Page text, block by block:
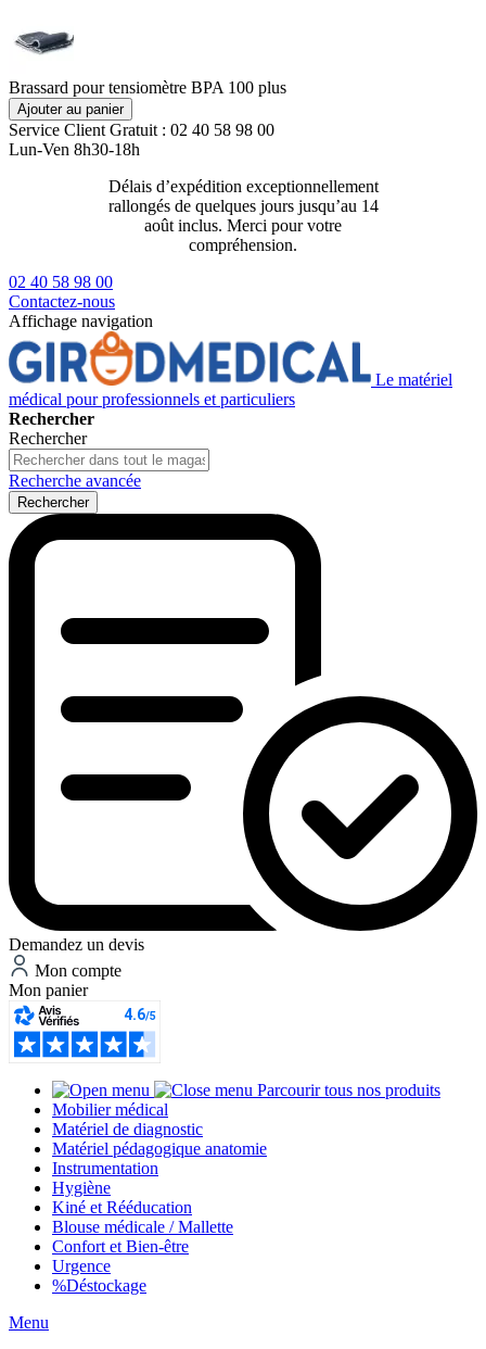
Brassard pour tensiomètre BPA 100 plus
Ajouter au panier
Service Client Gratuit : 02 40 58 98 00
Lun-Ven 8h30-18h
Délais d’expédition exceptionnellement
rallongés de quelques jours jusqu’au 14
août inclus. Merci pour votre
compréhension.
02 40 58 98 00
Contactez-nous
Affichage navigation
Le matériel
médical pour professionnels et particuliers
Rechercher
Rechercher
Recherche avancée
Rechercher
Demandez un devis
Mon compte
Mon panier
Parcourir tous nos produits
Mobilier médical
Matériel de diagnostic
Matériel pédagogique anatomie
Instrumentation
Hygiène
Kiné et Rééducation
Blouse médicale / Mallette
Confort et Bien-être
Urgence
%Déstockage
Menu